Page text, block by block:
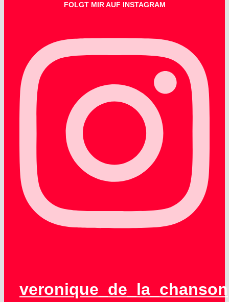
FOLGT MIR AUF INSTAGRAM
veronique_de_la_chanson